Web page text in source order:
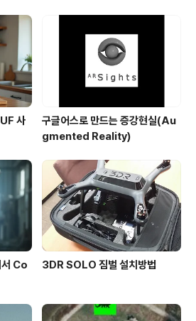
사
구글어스로 만드는 증강현실(Au
gmented Reality)
Co
3DR SOLO 짐벌 설치방법